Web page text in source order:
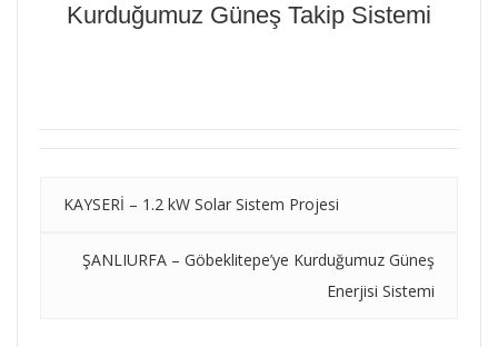
Kurduğumuz Güneş Takip Sistemi
KAYSERİ – 1.2 kW Solar Sistem Projesi
ŞANLIURFA – Göbeklitepe’ye Kurduğumuz Güneş
Enerjisi Sistemi